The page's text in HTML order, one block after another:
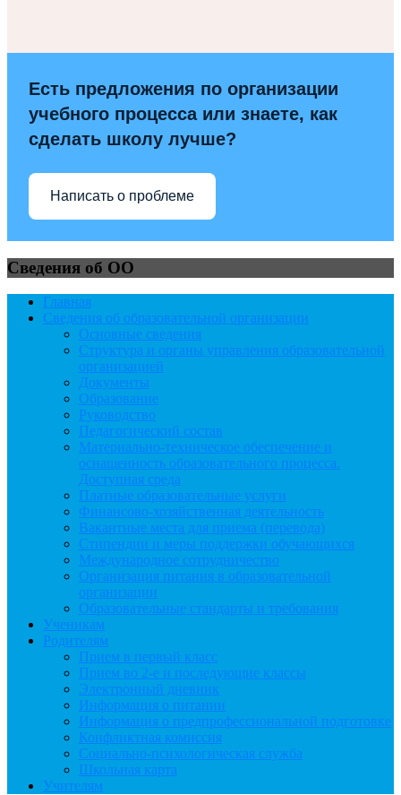
Есть предложения по организации
учебного процесса или знаете, как
сделать школу лучше?
Написать о проблеме
Сведения об ОО
Главная
Сведения об образовательной организации
Основные сведения
Структура и органы управления образовательной
организацией
Документы
Образование
Руководство
Педагогический состав
Материально-техническое обеспечение и
оснащенность образовательного процесса.
Доступная среда
Платные образовательные услуги
Финансово-хозяйственная деятельность
Вакантные места для приема (перевода)
Стипендии и меры поддержки обучающихся
Международное сотрудничество
Организация питания в образовательной
организации
Образовательные стандарты и требования
Ученикам
Родителям
Прием в первый класс
Прием во 2-е и последующие классы
Электронный дневник
Информация о питании
Информация о предпрофессиональной подготовке
Конфликтная комиссия
Социально-психологическая служба
Школьная карта
Учителям